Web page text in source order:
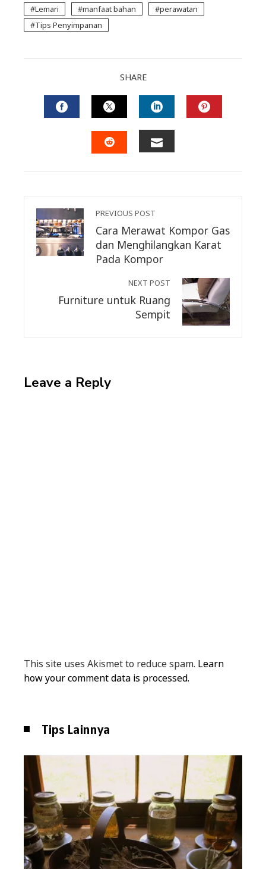
Lemari manfaat bahan
perawatan
Tips Penyimpanan
SHARE
FACEBOOKTWITTERLINKEDIN
PREVIOUS POST
Cara Merawat Kompor Gas
dan Menghilangkan Karat
Pada Kompor
NEXT POST
Furniture untuk Ruang
Sempit
Leave a Reply
This site uses Akismet to reduce spam. Learn
how your comment data is processed.
Tips Lainnya